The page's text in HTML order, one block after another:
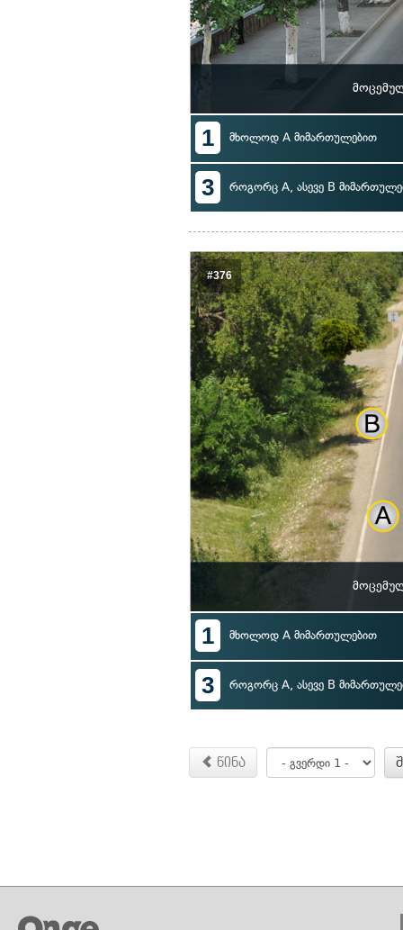
1 მხოლოდ A მიმართულებით
3 როგორც A, ასევე B
#376
1 მხოლოდ A მიმართულებით
3 როგორც A, ასევე B
წინა